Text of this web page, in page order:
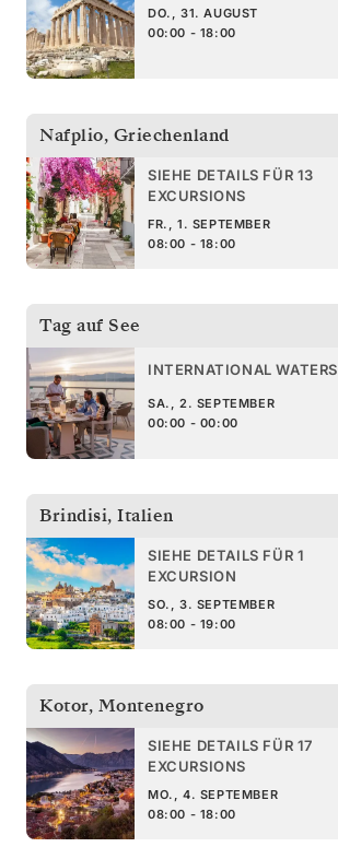
DO., 31. AUGUST
00:00 - 18:00
Nafplio, Griechenland
SIEHE DETAILS FÜR 13
EXCURSIONS
FR., 1. SEPTEMBER
08:00 - 18:00
Tag auf See
INTERNATIONAL WATERS
SA., 2. SEPTEMBER
00:00 - 00:00
Brindisi, Italien
SIEHE DETAILS FÜR 1
EXCURSION
SO., 3. SEPTEMBER
08:00 - 19:00
Kotor, Montenegro
SIEHE DETAILS FÜR 17
EXCURSIONS
MO., 4. SEPTEMBER
08:00 - 18:00